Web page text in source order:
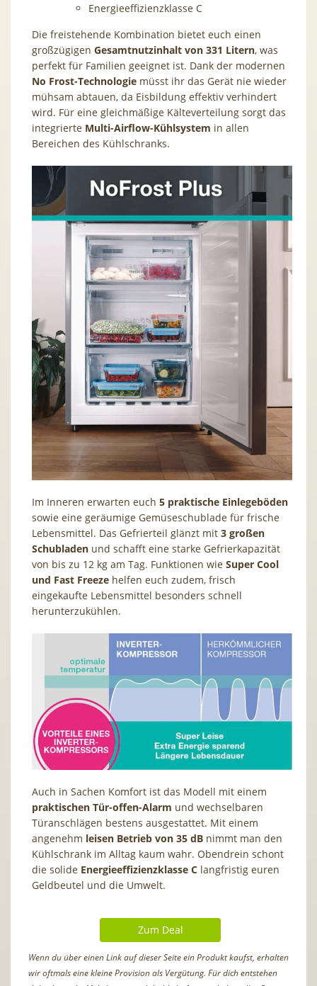
Energieeffizienzklasse C
Die freistehende Kombination bietet euch einen
großzügigen Gesamtnutzinhalt von 331 Litern, was
perfekt für Familien geeignet ist. Dank der modernen
No Frost-Technologie müsst ihr das Gerät nie wieder
mühsam abtauen, da Eisbildung effektiv verhindert
wird. Für eine gleichmäßige Kälteverteilung sorgt das
integrierte Multi-Airflow-Kühlsystem in allen
Bereichen des Kühlschranks.
Im Inneren erwarten euch 5 praktische Einlegeböden
sowie eine geräumige Gemüseschublade für frische
Lebensmittel. Das Gefrierteil glänzt mit 3 großen
Schubladen und schafft eine starke Gefrierkapazität
von bis zu 12 kg am Tag. Funktionen wie Super Cool
und Fast Freeze helfen euch zudem, frisch
eingekaufte Lebensmittel besonders schnell
herunterzukühlen.
Auch in Sachen Komfort ist das Modell mit einem
praktischen Tür-offen-Alarm und wechselbaren
Türanschlägen bestens ausgestattet. Mit einem
angenehm leisen Betrieb von 35 dB nimmt man den
Kühlschrank im Alltag kaum wahr. Obendrein schont
die solide Energieeffizienzklasse C langfristig euren
Geldbeutel und die Umwelt.
Zum Deal
Wenn du über einen Link auf dieser Seite ein Produkt kaufst, erhalten
wir oftmals eine kleine Provision als Vergütung. Für dich entstehen